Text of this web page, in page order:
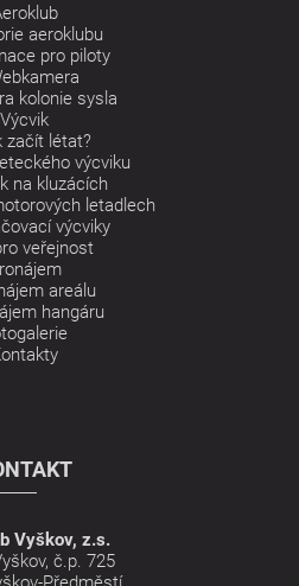
aeroklubu
pro piloty
kolonie sysla
Výcvik
začít létat?
výcviku
na kluzácích
letadlech
výcviky
veřejnost
areálu
hangáru
Vyškov, z.s.
č.p. 725